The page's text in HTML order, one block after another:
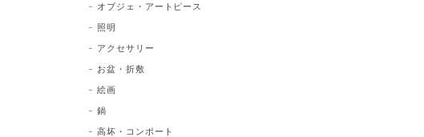
オブジェ・アートピース
照明
アクセサリー
お盆・折敷
絵画
鍋
高坏・コンポート